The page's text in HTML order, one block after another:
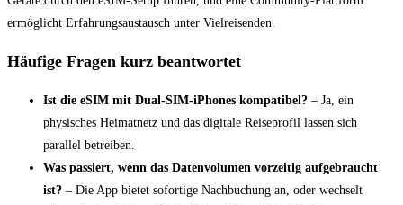
ermöglicht Erfahrungsaustausch unter Vielreisenden.
Häufige Fragen kurz beantwortet
Ist die eSIM mit Dual‑SIM‑iPhones kompatibel? – Ja, ein
physisches Heimatnetz und das digitale Reiseprofil lassen sich
parallel betreiben.
Was passiert, wenn das Datenvolumen vorzeitig aufgebraucht
ist? – Die App bietet sofortige Nachbuchung an, oder wechselt